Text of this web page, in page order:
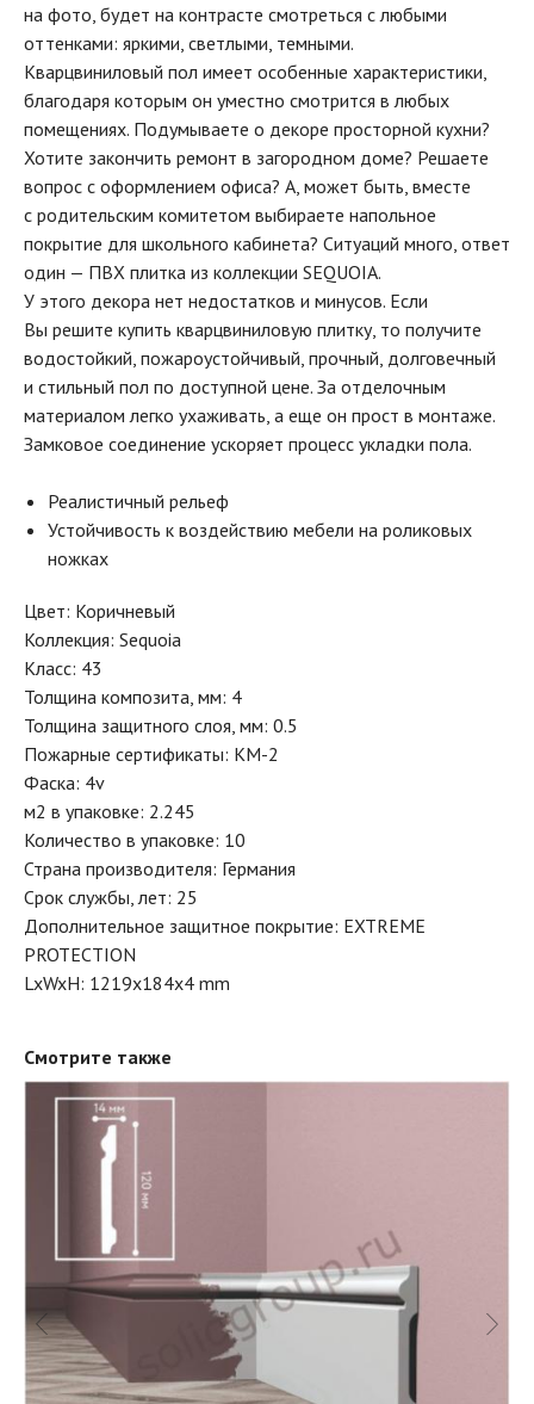
на фото, будет на контрасте смотреться с любыми
оттенками: яркими, светлыми, темными.
Кварцвиниловый пол имеет особенные характеристики,
благодаря которым он уместно смотрится в любых
помещениях. Подумываете о декоре просторной кухни?
Хотите закончить ремонт в загородном доме? Решаете
вопрос с оформлением офиса? А, может быть, вместе
с родительским комитетом выбираете напольное
покрытие для школьного кабинета? Ситуаций много, ответ
один — ПВХ плитка из коллекции SEQUOIA.
У этого декора нет недостатков и минусов. Если
Вы решите купить кварцвиниловую плитку, то получите
водостойкий, пожароустойчивый, прочный, долговечный
и стильный пол по доступной цене. За отделочным
материалом легко ухаживать, а еще он прост в монтаже.
Замковое соединение ускоряет процесс укладки пола.
Реалистичный рельеф
Устойчивость к воздействию мебели на роликовых
ножках
Цвет: Коричневый
Коллекция: Sequoia
Класс: 43
Толщина композита, мм: 4
Толщина защитного слоя, мм: 0.5
Пожарные сертификаты: КМ-2
Фаска: 4v
м2 в упаковке: 2.245
Количество в упаковке: 10
Страна производителя: Германия
Срок службы, лет: 25
Дополнительное защитное покрытие: EXTREME
PROTECTION
LxWxH: 1219x184x4 mm
Смотрите также